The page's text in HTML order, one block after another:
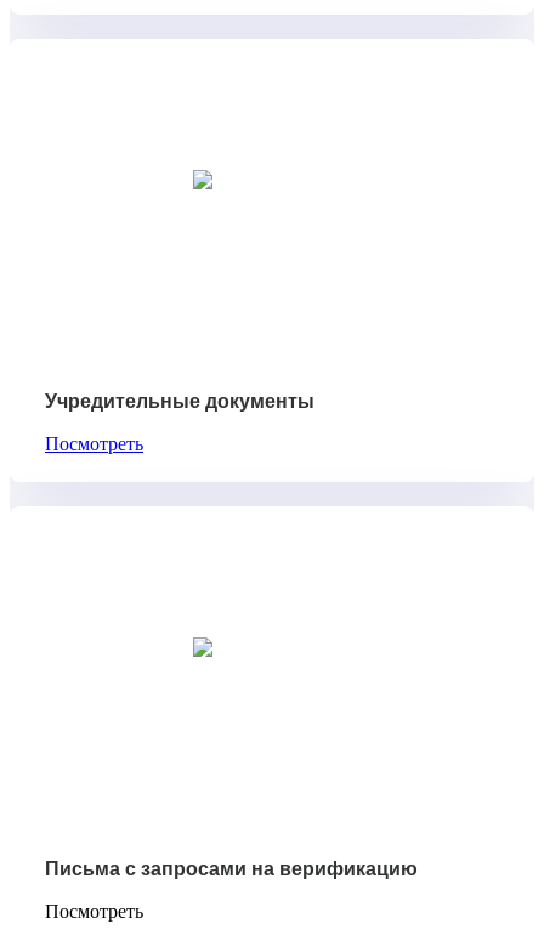
Учредительные документы
Посмотреть
Письма с запросами на верификацию
Посмотреть